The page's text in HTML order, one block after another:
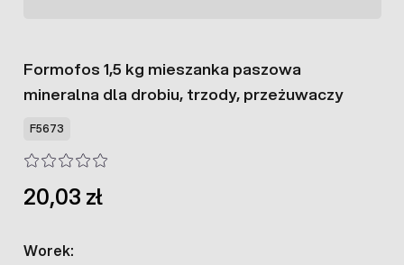
Formofos 1,5 kg mieszanka paszowa
mineralna dla drobiu, trzody, przeżuwaczy
F5673
20,03 zł
Worek: